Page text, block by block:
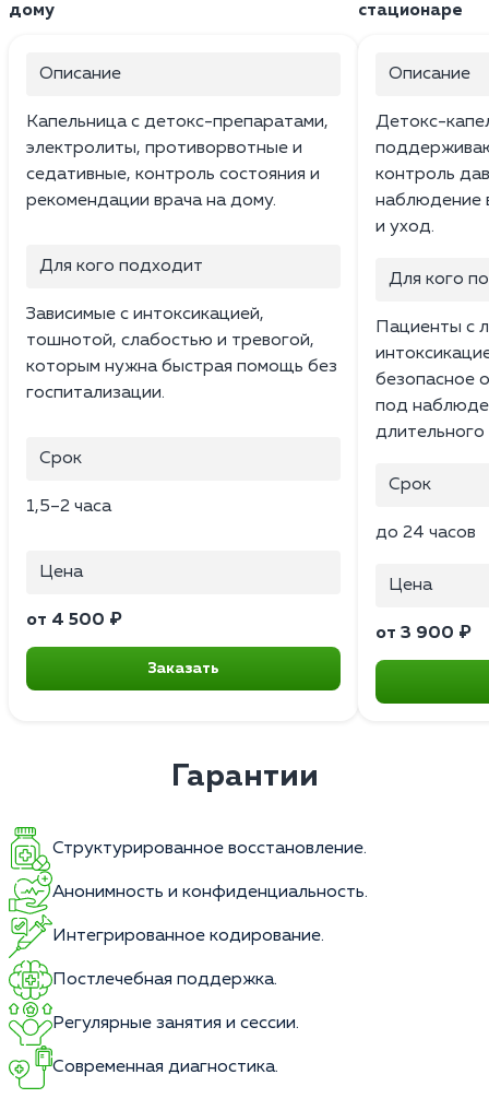
дому
Описание
Капельница с детокс-препаратами,
электролиты, противорвотные и
седативные, контроль состояния и
рекомендации врача на дому.
Для кого подходит
Зависимые с интоксикацией,
тошнотой, слабостью и тревогой,
которым нужна быстрая помощь без
госпитализации.
Срок
1,5–2 часа
Цена
от 4 500 ₽
Заказать
стационаре
Описание
Детокс-
контроль
наблюдение
и уход.
Для кого
Пациенты с
безопасное
под
Срок
до 24 часов
Цена
от 3 900 ₽
Гарантии
Структурированное восстановление.
Анонимность и конфиденциальность.
Интегрированное кодирование.
Постлечебная поддержка.
Регулярные занятия и сессии.
Современная диагностика.